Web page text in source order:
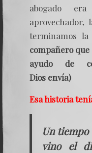
abogado
aprovechador,
terminamos
compañero
ayudo de
Dios envía)
Esa historia
Un tiempo
vino el